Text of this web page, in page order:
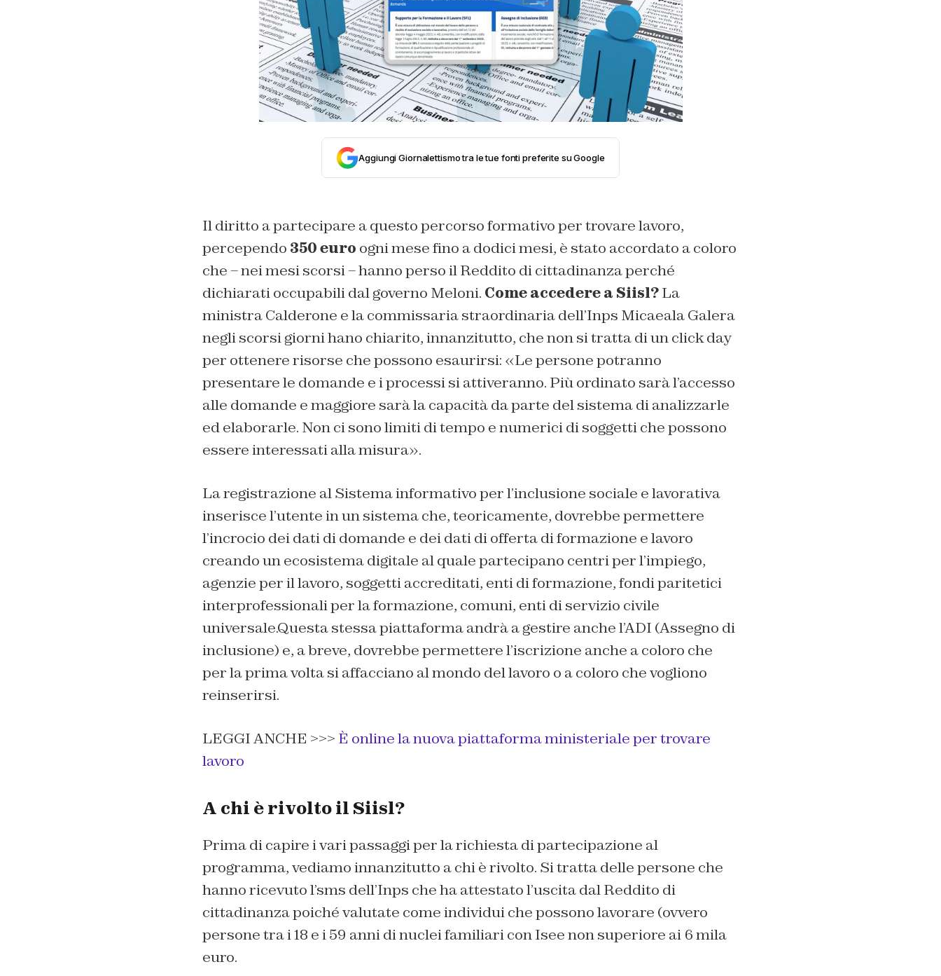
Aggiungi Giornalettismo tra le tue fonti preferite su Google
Il diritto a partecipare a questo percorso formativo per trovare lavoro,
percependo 350 euro ogni mese fino a dodici mesi, è stato accordato a coloro
che – nei mesi scorsi – hanno perso il Reddito di cittadinanza perché
dichiarati occupabili dal governo Meloni. Come accedere a Siisl?La
ministra Calderone e la commissaria straordinaria dell’Inps Micaeala Galera
negli scorsi giorni hano chiarito, innanzitutto, che non si tratta di un click day
per ottenere risorse che possono esaurirsi: «Le persone potranno
presentare le domande e i processi si attiveranno. Più ordinato sarà l’accesso
alle domande e maggiore sarà la capacità da parte del sistema di analizzarle
ed elaborarle. Non ci sono limiti di tempo e numerici di soggetti che possono
essere interessati alla misura».
La registrazione al Sistema informativo per l’inclusione sociale e lavorativa
inserisce l’utente in un sistema che, teoricamente, dovrebbe permettere
l’incrocio dei dati di domande e dei dati di offerta di formazione e lavoro
creando un ecosistema digitale al quale partecipano centri per l’impiego,
agenzie per il lavoro, soggetti accreditati, enti di formazione, fondi paritetici
interprofessionali per la formazione, comuni, enti di servizio civile
universale.Questa stessa piattaforma andrà a gestire anche l’ADI (Assegno di
inclusione) e, a breve, dovrebbe permettere l’iscrizione anche a coloro che
per la prima volta si affacciano al mondo del lavoro o a coloro che vogliono
reinserirsi.
LEGGI ANCHE >>> È online la nuova piattaforma ministeriale per trovare
lavoro
A chi è rivolto il Siisl?
Prima di capire i vari passaggi per la richiesta di partecipazione al
programma, vediamo innanzitutto a chi è rivolto. Si tratta delle persone che
hanno ricevuto l’sms dell’Inps che ha attestato l’uscita dal Reddito di
cittadinanza poiché valutate come individui che possono lavorare (ovvero
persone tra i 18 e i 59 anni di nuclei familiari con Isee non superiore ai 6 mila
euro.